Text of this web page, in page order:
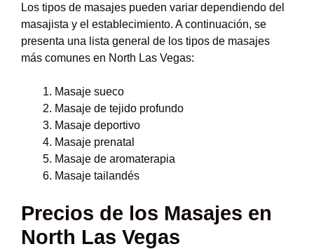
Los tipos de masajes pueden variar dependiendo del
masajista y el establecimiento. A continuación, se
presenta una lista general de los tipos de masajes
más comunes en North Las Vegas:
Masaje sueco
Masaje de tejido profundo
Masaje deportivo
Masaje prenatal
Masaje de aromaterapia
Masaje tailandés
Precios de los Masajes en
North Las Vegas